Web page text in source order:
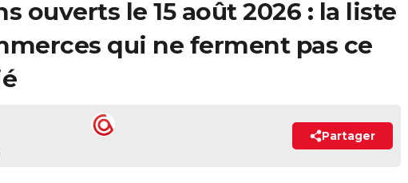
ouverts le 15 août 2026 : la liste
qui ne ferment pas ce
Partager